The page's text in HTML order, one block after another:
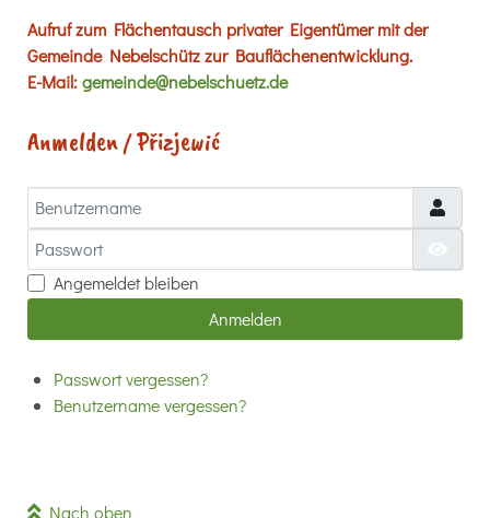
Aufruf zum Flächentausch privater Eigentümer mit der
Gemeinde Nebelschütz zur Bauflächenentwicklung.
E-Mail:gemeinde@nebelschuetz.de
Anmelden / Přizjewić
Benutzername
Passwort
Angemeldet bleiben
Anmelden
Passwort vergessen?
Benutzername vergessen?
Nach oben